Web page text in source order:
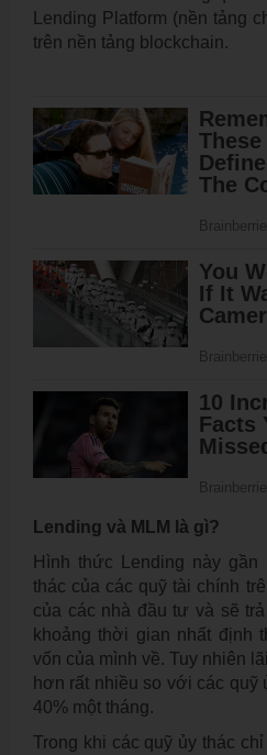
Lending Platform (nền tảng
trên nền tảng blockchain.
Lending và MLM là gì?
Hình thức Lending này
thác của các quỹ tài chính
của các nhà đầu tư và sẽ
khoảng thời gian nhất định
vốn của mình về. Tuy nhiên
hơn rất nhiều so với các quỹ
40% một tháng.
Trong khi các quỹ ủy thác